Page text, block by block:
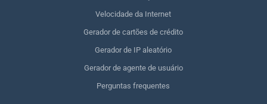
Velocidade da Internet
Gerador de cartões de crédito
Gerador de IP aleatório
Gerador de agente de usuário
Perguntas frequentes